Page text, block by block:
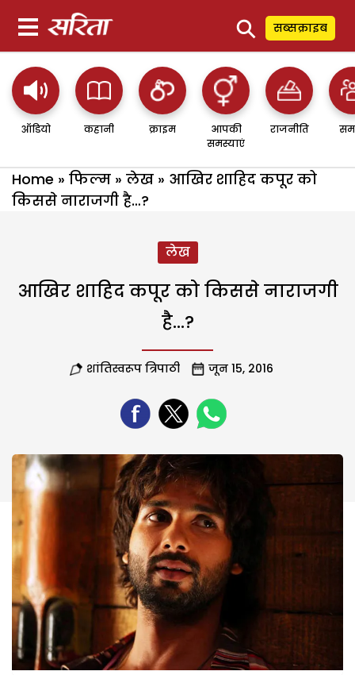
⚲ सब्सक्राइब
ऑडियो कहानी क्राइम
आपकी
समस्याएं
राजनीति
Home » फिल्म » लेख » आखिर शाहिद कपूर को
किससे नाराजगी है…?
लेख
आखिर शाहिद कपूर को किससे नाराजगी
है…?
शांतिस्वरूप त्रिपाठी जून 15, 2016